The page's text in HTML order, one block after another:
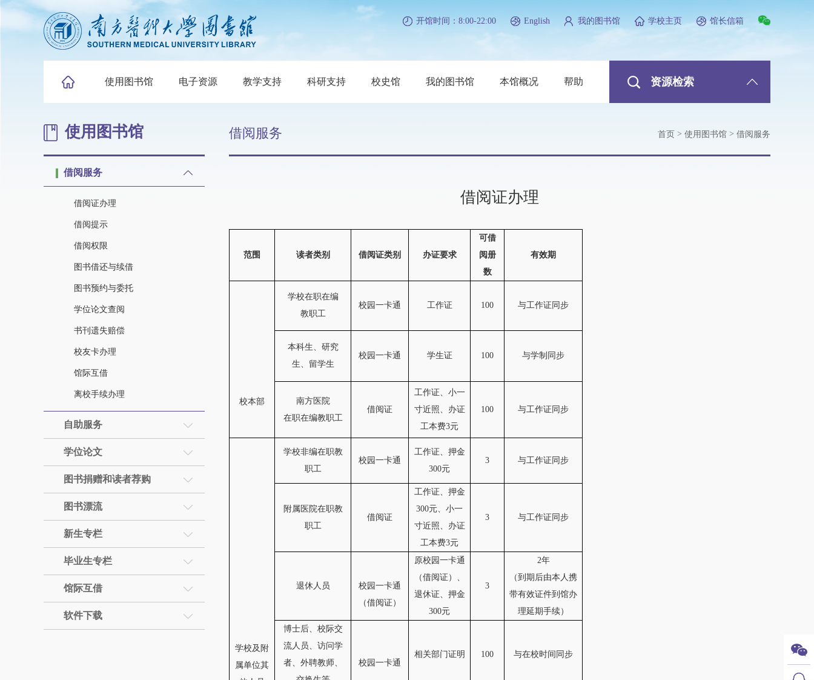
开馆时间：8:00-22:00 English 我的图书馆 学校主页 馆长信箱
资源检索
使用图书馆 电子资源 教学支持 科研支持 校史馆 我的图书馆 本馆概况 帮助
使用图书馆
借阅服务
借阅证办理
借阅提示
借阅权限
图书借还与续借
图书预约与委托
学位论文查阅
书刊遗失赔偿
校友卡办理
馆际互借
离校手续办理
自助服务
学位论文
图书捐赠和读者荐购
图书漂流
新生专栏
毕业生专栏
馆际互借
软件下载
借阅服务 首页 > 使用图书馆 > 借阅服务
借阅证办理
范围 读者类别 借阅证类别 办证要求
可借
阅册
数
有效期
校本部
学校在职在编
教职工
校园一卡通 工作证 100 与工作证同步
本科生、研究
生、留学生
校园一卡通 学生证 100 与学制同步
南方医院
在职在编教职工
借阅证
工作证、小一
寸近照、办证
工本费3元
100 与工作证同步
学校及附
属单位其
学校非编在职教
职工
校园一卡通
工作证、押金
300元
3 与工作证同步
附属医院在职教
职工
借阅证
工作证、押金
300元、小一
寸近照、办证
工本费3元
3 与工作证同步
退休人员
校园一卡通
（借阅证）
原校园一卡通
（借阅证）、
退休证、押金
300元
3
2年
（到期后由本人携
带有效证件到馆办
理延期手续）
博士后、校际交
流人员、访问学
者、外聘教师、
校园一卡通
相关部门证明 100 与在校时间同步